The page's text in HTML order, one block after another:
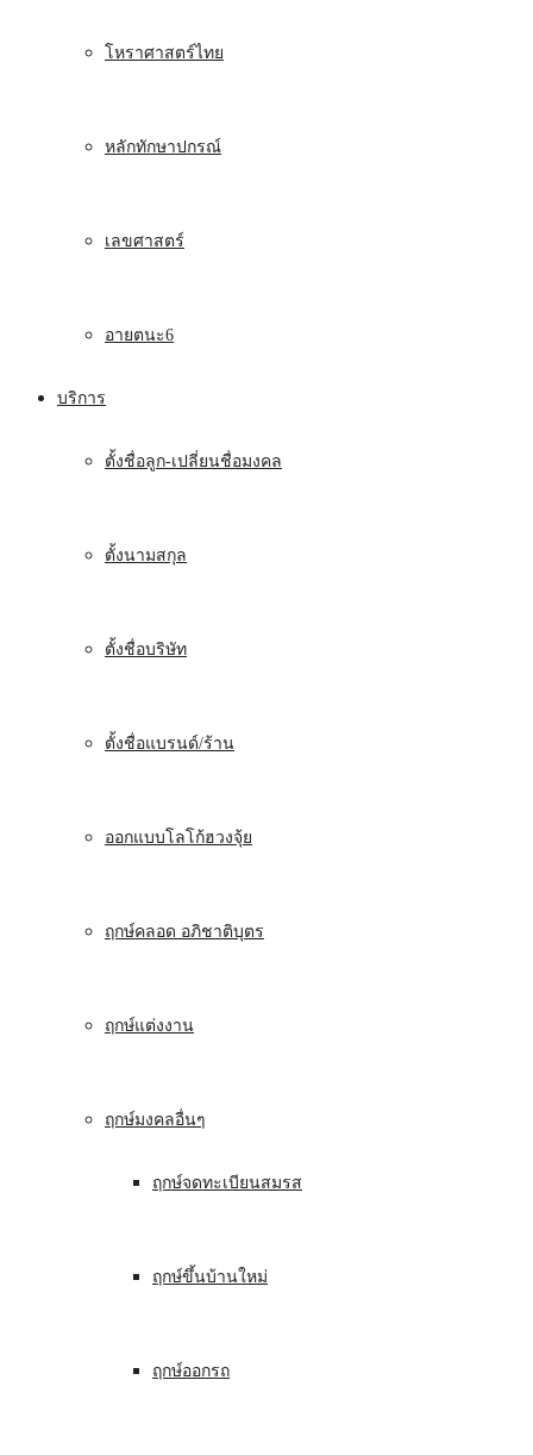
โหราศาสตร์ไทย
หลักทักษาปกรณ์
เลขศาสตร์
อายตนะ6
บริการ
ตั้งชื่อลูก-เปลี่ยนชื่อมงคล
ตั้งนามสกุล
ตั้งชื่อบริษัท
ตั้งชื่อแบรนด์/ร้าน
ออกแบบโลโก้ฮวงจุ้ย
ฤกษ์คลอด อภิชาติบุตร
ฤกษ์แต่งงาน
ฤกษ์มงคลอื่นๆ
ฤกษ์จดทะเบียนสมรส
ฤกษ์ขึ้นบ้านใหม่
ฤกษ์ออกรถ